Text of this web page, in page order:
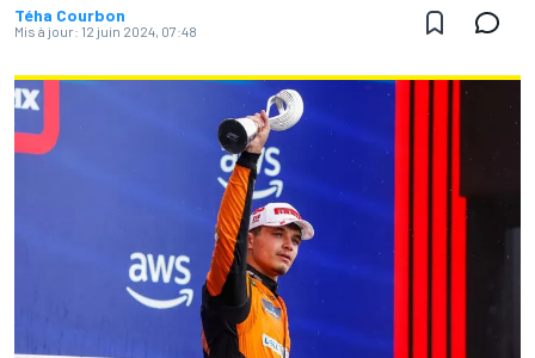
Téha Courbon
Mis à jour: 12 juin 2024, 07:48